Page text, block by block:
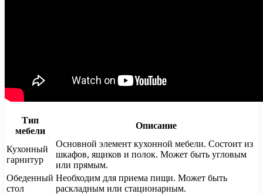
Тип
мебели
Описание
Кухонный
гарнитур
Основной элемент кухонной мебели. Состоит из
шкафов, ящиков и полок. Может быть угловым
или прямым.
Обеденный
стол
Необходим для приема пищи. Может быть
раскладным или стационарным.